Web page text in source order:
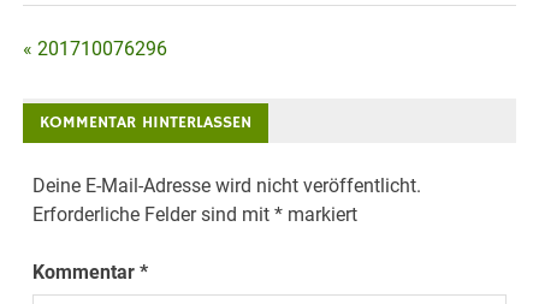
Beitragsnavigation
« 201710076296
KOMMENTAR HINTERLASSEN
Deine E-Mail-Adresse wird nicht veröffentlicht.
Erforderliche Felder sind mit* markiert
Kommentar*